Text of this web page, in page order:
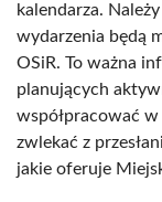
kalendarza.
wydarzenia będą
OSiR. To ważna
planujących
współpracować
zwlekać z
jakie oferuje